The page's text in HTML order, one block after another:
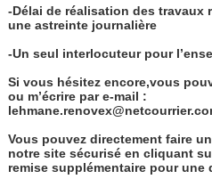
-Délai de réalisation des travaux
une astreinte journalière
-Un seul interlocuteur pour
Si vous hésitez encore,vous
ou m’écrire par e-mail :
Vous pouvez directement faire
notre site sécurisé en cliquant
remise supplémentaire pour une